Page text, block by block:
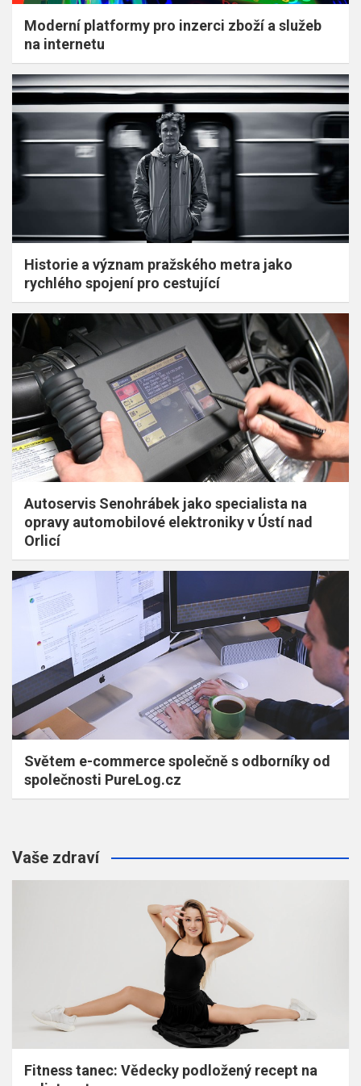
Moderní platformy pro inzerci zboží a služeb
na internetu
Historie a význam pražského metra jako
rychlého spojení pro cestující
Autoservis Senohrábek jako specialista na
opravy automobilové elektroniky v Ústí nad
Orlicí
Světem e-commerce společně s odborníky od
společnosti PureLog.cz
Vaše zdraví
Fitness tanec: Vědecky podložený recept na